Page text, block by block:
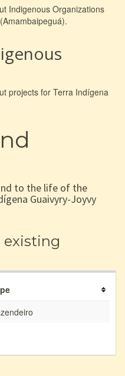
Indigenous Organizations
projects for Terra Indígena
to the life of the
Guaivyry-Joyvy
existing